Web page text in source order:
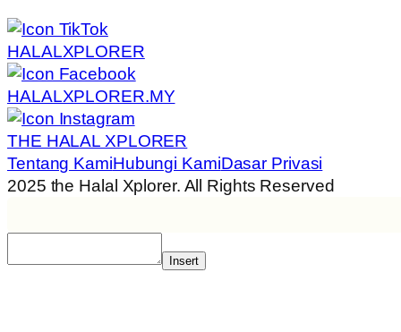
HALALXPLORER
HALALXPLORER.MY
THE HALAL XPLORER
Tentang KamiHubungi KamiDasar Privasi
2025 the Halal Xplorer. All Rights Reserved
Insert